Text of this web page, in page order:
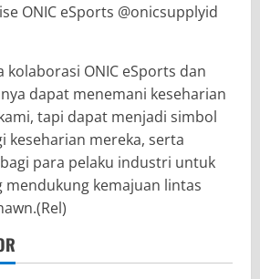
ONIC eSports @onicsupplyid
kolaborasi ONIC eSports dan
dapat menemani keseharian
tapi dapat menjadi simbol
keseharian mereka, serta
para pelaku industri untuk
mendukung kemajuan lintas